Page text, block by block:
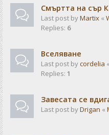
Смъртта на сър
Last post byMartix «
Replies: 6
Вселяване
Last post bycordelia «
Replies: 1
Завесата се
Last post byDrigan «